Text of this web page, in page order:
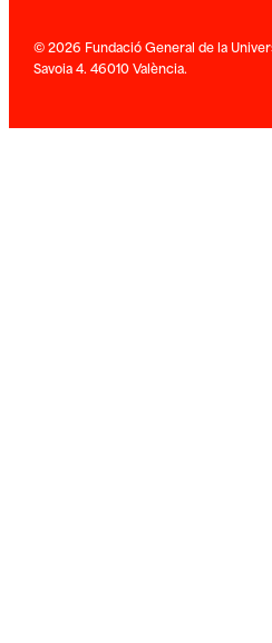
© 2026 Fundació General de la
Savoia 4. 46010 València.